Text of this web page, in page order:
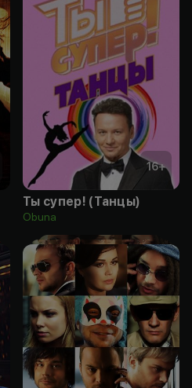
16+
Ты супер! (Танцы)
Obuna